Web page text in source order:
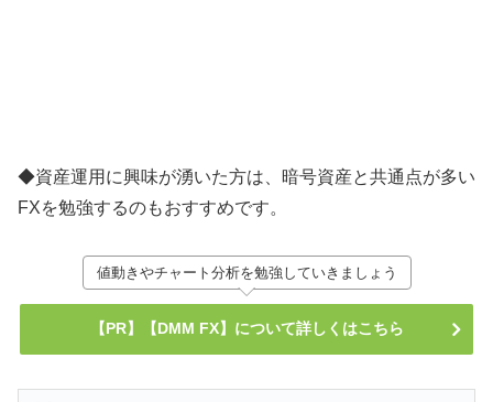
◆資産運用に興味が湧いた方は、暗号資産と共通点が多い
FXを勉強するのもおすすめです。
値動きやチャート分析を勉強していきましょう
【PR】【DMM FX】について詳しくはこちら